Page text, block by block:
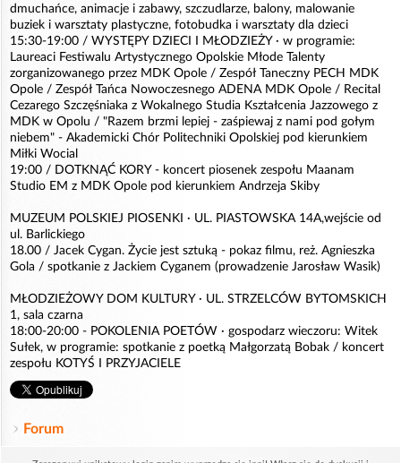
dmuchańce, animacje i zabawy, szczudlarze, balony, malowanie
buziek i warsztaty plastyczne, fotobudka i warsztaty dla dzieci
15:30-19:00 / WYSTĘPY DZIECI I MŁODZIEŻY · w programie:
Laureaci Festiwalu Artystycznego Opolskie Młode Talenty
zorganizowanego przez MDK Opole / Zespół Taneczny PECH MDK
Opole / Zespół Tańca Nowoczesnego ADENA MDK Opole / Recital
Cezarego Szczęśniaka z Wokalnego Studia Kształcenia Jazzowego z
MDK w Opolu / "Razem brzmi lepiej - zaśpiewaj z nami pod gołym
niebem" - Akademicki Chór Politechniki Opolskiej pod kierunkiem
Miłki Wocial
19:00 / DOTKNĄĆ KORY - koncert piosenek zespołu Maanam
Studio EM z MDK Opole pod kierunkiem Andrzeja Skiby
MUZEUM POLSKIEJ PIOSENKI · UL. PIASTOWSKA 14A,wejście od
ul. Barlickiego
18.00 / Jacek Cygan. Życie jest sztuką - pokaz filmu, reż. Agnieszka
Gola / spotkanie z Jackiem Cyganem (prowadzenie Jarosław Wasik)
MŁODZIEŻOWY DOM KULTURY · UL. STRZELCÓW BYTOMSKICH
1, sala czarna
18:00-20:00 - POKOLENIA POETÓW · gospodarz wieczoru: Witek
Sułek, w programie: spotkanie z poetką Małgorzatą Bobak / koncert
zespołu KOTYŚ I PRZYJACIELE
Forum